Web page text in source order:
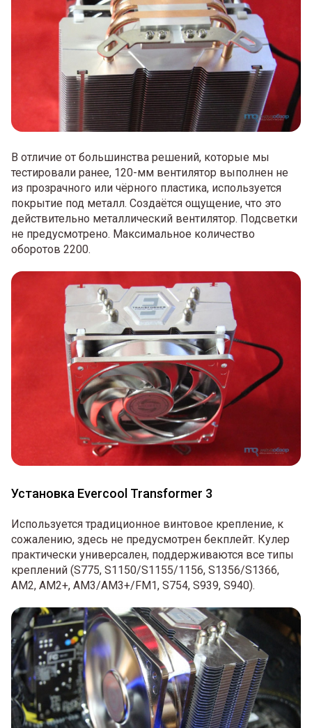
В отличие от большинства решений, которые мы
тестировали ранее, 120-мм вентилятор выполнен не
из прозрачного или чёрного пластика, используется
покрытие под металл. Создаётся ощущение, что это
действительно металлический вентилятор. Подсветки
не предусмотрено. Максимальное количество
оборотов 2200.
Установка Evercool Transformer 3
Используется традиционное винтовое крепление, к
сожалению, здесь не предусмотрен бекплейт. Кулер
практически универсален, поддерживаются все типы
креплений (S775, S1150/S1155/1156, S1356/S1366,
AM2, AM2+, AM3/AM3+/FM1, S754, S939, S940).